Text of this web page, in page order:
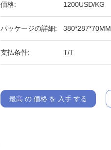
価格: 1200USD/KG
パッケージの詳細: 380*287*70MM
支払条件: T/T
最高 の 価格 を 入手 する